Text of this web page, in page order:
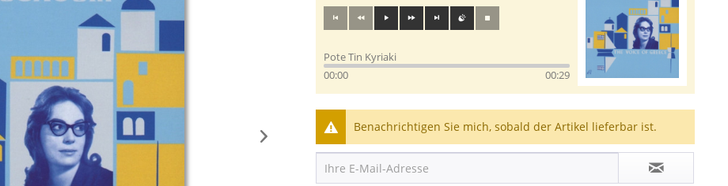
Pote Tin Kyriaki
00:00
00:29
Benachrichtigen Sie mich, sobald der Artikel lieferbar ist.